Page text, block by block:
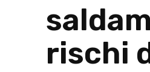
rischi